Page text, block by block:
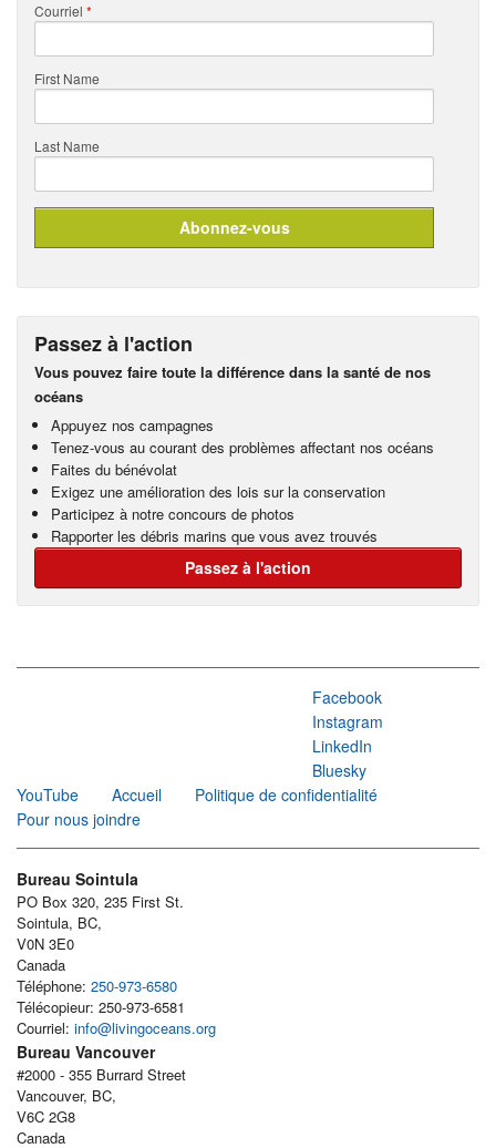
Courriel *
First Name
Last Name
Passez à l'action
Vous pouvez faire toute la différence dans la santé de nos
océans
Appuyez nos campagnes
Tenez-vous au courant des problèmes affectant nos océans
Faites du bénévolat
Exigez une amélioration des lois sur la conservation
Participez à notre concours de photos
Rapporter les débris marins que vous avez trouvés
Passez à l'action
Facebook
Instagram
LinkedIn
Bluesky
YouTube
Accueil
Politique de confidentialité
Pour nous joindre
Bureau Sointula
PO Box 320, 235 First St.
Sointula, BC,
V0N 3E0
Canada
Téléphone: 250-973-6580
Télécopieur: 250-973-6581
Courriel: info@livingoceans.org
Bureau Vancouver
#2000 - 355 Burrard Street
Vancouver, BC,
V6C 2G8
Canada